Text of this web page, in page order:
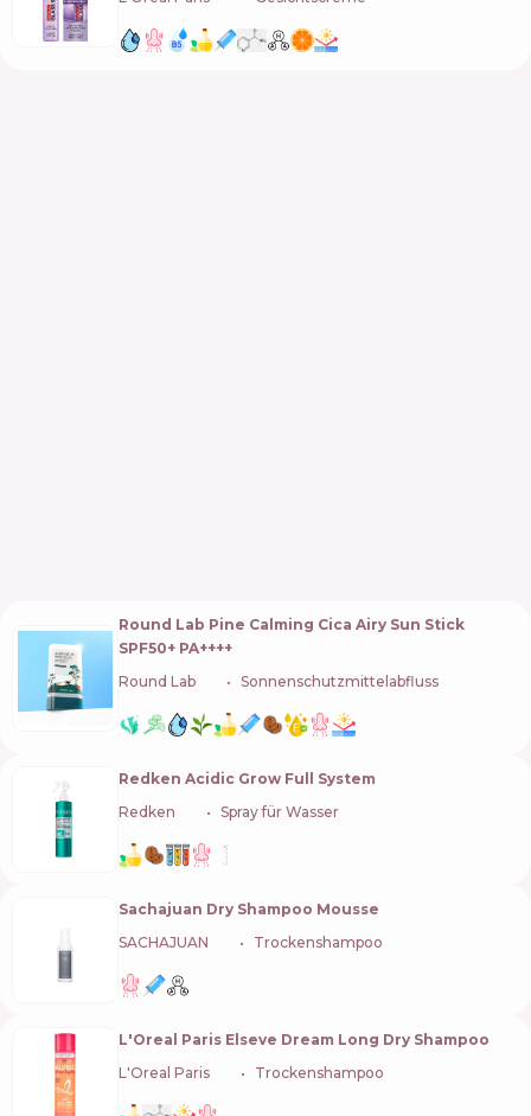
Round Lab Pine Calming Cica Airy Sun Stick
SPF50+ PA++++
Round Lab
Sonnenschutzmittelabfluss
Redken Acidic Grow Full System
Redken
Spray für Wasser
Sachajuan Dry Shampoo Mousse
SACHAJUAN
Trockenshampoo
L'Oreal Paris Elseve Dream Long Dry Shampoo
L'Oreal Paris
Trockenshampoo